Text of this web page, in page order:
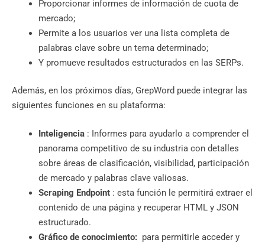
Proporcionar informes de información de cuota de
mercado;
Permite a los usuarios ver una lista completa de
palabras clave sobre un tema determinado;
Y promueve resultados estructurados en las SERPs.
Además, en los próximos días, GrepWord puede integrar las
siguientes funciones en su plataforma:
Inteligencia : Informes para ayudarlo a comprender el
panorama competitivo de su industria con detalles
sobre áreas de clasificación, visibilidad, participación
de mercado y palabras clave valiosas.
Scraping Endpoint : esta función le permitirá extraer el
contenido de una página y recuperar HTML y JSON
estructurado.
Gráfico de conocimiento: para permitirle acceder y